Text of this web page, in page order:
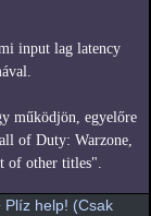
input lag latency
működjön, egyelőre
of Duty: Warzone,
of other titles".
Plíz help! (Csak